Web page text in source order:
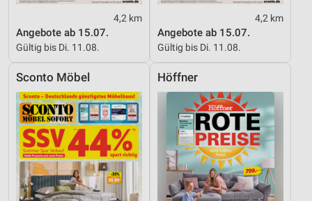
4,2 km
Angebote ab 15.07.
Gültig bis Di. 11.08.
4,2 km
Angebote ab 15.07.
Gültig bis Di. 11.08.
Sconto Möbel Höffner